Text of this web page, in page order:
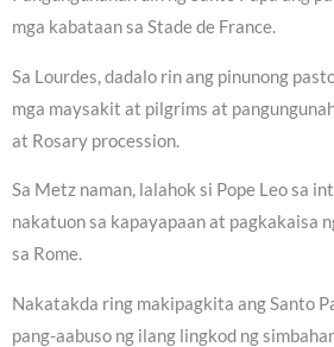
mga kabataan sa Stade de France.
Sa Lourdes, dadalo rin ang pinunong
mga maysakit at pilgrims at
at Rosary procession.
Sa Metz naman, lalahok si Pope Leo sa
nakatuon sa kapayapaan at pagkakaisa
sa Rome.
Nakatakda ring makipagkita ang Santo
pang-aabuso ng ilang lingkod ng